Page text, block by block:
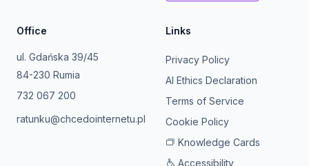
Office
ul. Gdańska 39/45
84-230 Rumia
732 067 200
ratunku@chcedointernetu.pl
Links
Privacy Policy
AI Ethics Declaration
Terms of Service
Cookie Policy
Knowledge Cards
Accessibility